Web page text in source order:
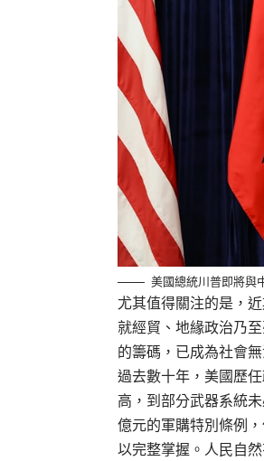
美國總統川普即將與
尤其值得關注的是，
就經貿、地緣政治乃
的籌碼，已成為社會
過去數十年，美國歷
高，到部分武器系統
億元的軍購特別條例
以完整掌握。人民自